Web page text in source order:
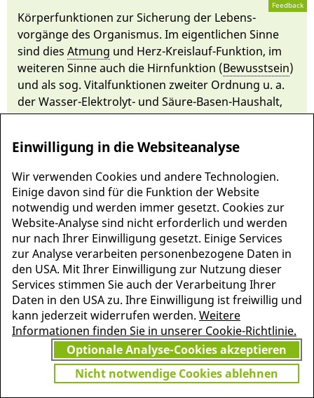
Feedback
Kör­perfunktionen zur Sicherung der Le­bens­
vorgän­ge des Or­ganismus. Im eigent­lichen Sin­ne
sind dies At­mung und Herz-Kreislauf-Funkti­on, im
weiteren Sin­ne auch die Hirn­funkti­on (Bewusst­sein)
und als sog. Vital­funktionen zweiter Ord­nung u. a.
der Wasser-Elektrolyt- und Säu­re-Basen-Haushalt,
dieNieren­funkti­onund der Wär­me­haushalt.
MEHR INFORMATIONEN
ZU PSCHYREMBEL
JETZT
GRATIS TESTEN
Einwilligung in die Websiteanalyse
Wir verwenden Cookies und andere Technologien.
Einige davon sind für die Funktion der Website
notwendig und werden immer gesetzt. Cookies zur
Website-Analyse sind nicht erforderlich und werden
nur nach Ihrer Einwilligung gesetzt. Einige Services
zur Analyse verarbeiten personenbezogene Daten in
den USA. Mit Ihrer Einwilligung zur Nutzung dieser
Services stimmen Sie auch der Verarbeitung Ihrer
Daten in den USA zu. Ihre Einwilligung ist freiwillig und
kann jederzeit widerrufen werden. Weitere
Informationen finden Sie in unserer Cookie-Richtlinie.
Optionale Analyse-Cookies akzeptieren
Nicht notwendige Cookies ablehnen